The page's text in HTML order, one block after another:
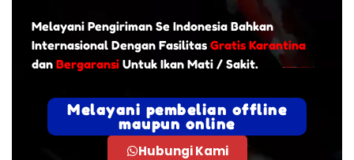
Melayani Pengiriman Se Indonesia Bahkan
Internasional Dengan Fasilitas Gratis Karantina
dan Bergaransi Untuk Ikan Mati / Sakit.
Melayani pembelian offline
maupun online
Hubungi Kami